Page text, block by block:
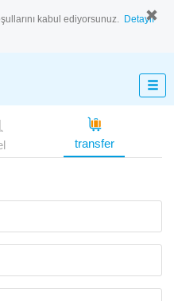
kabul ediyorsunuz. Detaylı
transfer